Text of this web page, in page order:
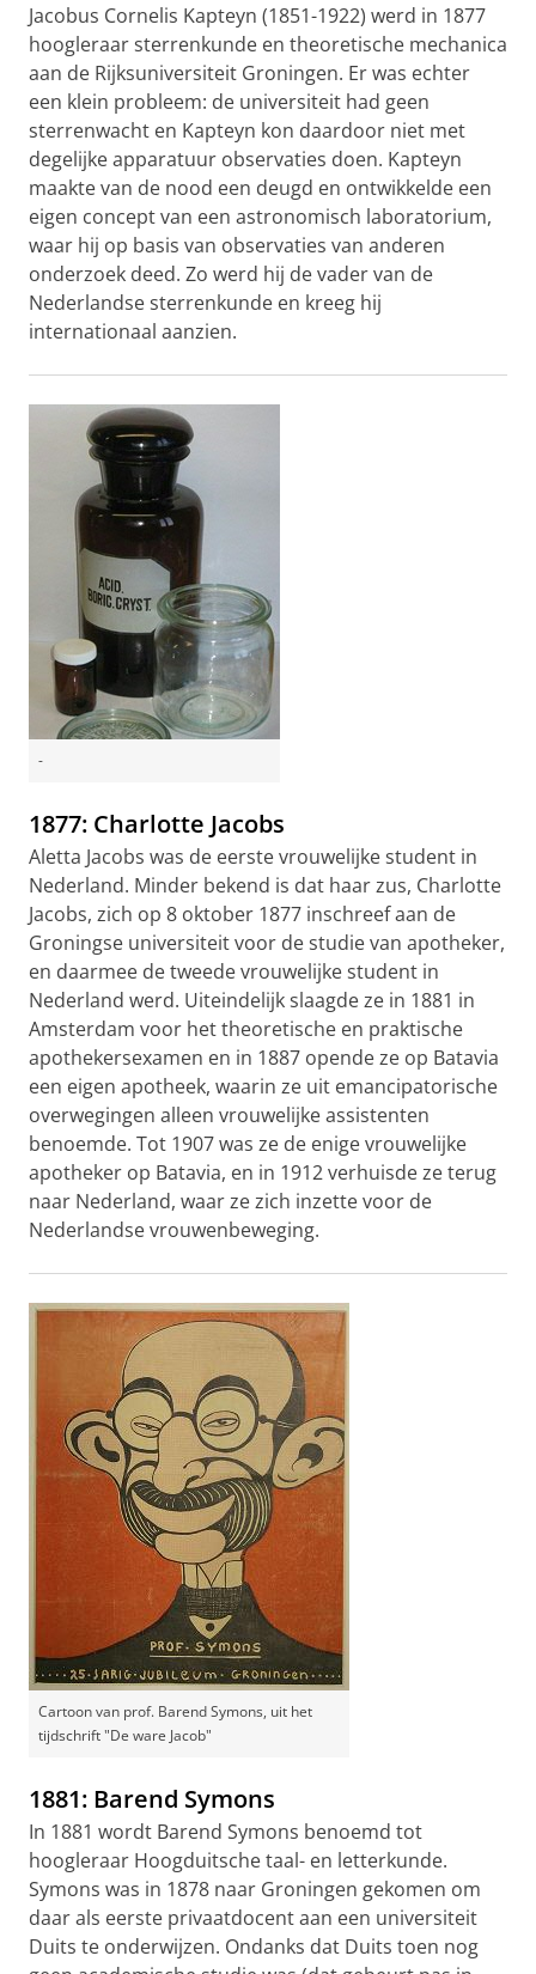
Jacobus Cornelis Kapteyn (1851-1922) werd in 1877
hoogleraar sterrenkunde en theoretische mechanica
aan de Rijksuniversiteit Groningen. Er was echter
een klein probleem: de universiteit had geen
sterrenwacht en Kapteyn kon daardoor niet met
degelijke apparatuur observaties doen. Kapteyn
maakte van de nood een deugd en ontwikkelde een
eigen concept van een astronomisch laboratorium,
waar hij op basis van observaties van anderen
onderzoek deed. Zo werd hij de vader van de
Nederlandse sterrenkunde en kreeg hij
internationaal aanzien.
-
1877: Charlotte Jacobs
Aletta Jacobs was de eerste vrouwelijke student in
Nederland. Minder bekend is dat haar zus, Charlotte
Jacobs, zich op 8 oktober 1877 inschreef aan de
Groningse universiteit voor de studie van apotheker,
en daarmee de tweede vrouwelijke student in
Nederland werd. Uiteindelijk slaagde ze in 1881 in
Amsterdam voor het theoretische en praktische
apothekersexamen en in 1887 opende ze op Batavia
een eigen apotheek, waarin ze uit emancipatorische
overwegingen alleen vrouwelijke assistenten
benoemde. Tot 1907 was ze de enige vrouwelijke
apotheker op Batavia, en in 1912 verhuisde ze terug
naar Nederland, waar ze zich inzette voor de
Nederlandse vrouwenbeweging.
Cartoon van prof. Barend Symons, uit het
tijdschrift "De ware Jacob"
1881: Barend Symons
In 1881 wordt Barend Symons benoemd tot
hoogleraar Hoogduitsche taal- en letterkunde.
Symons was in 1878 naar Groningen gekomen om
daar als eerste privaatdocent aan een universiteit
Duits te onderwijzen. Ondanks dat Duits toen nog